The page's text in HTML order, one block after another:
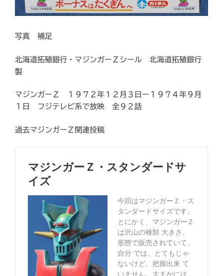
写真 補足
北海道拓殖銀行・マジンガーＺシール 北海道拓殖銀行
製
マジンガーＺ １９７２年１２月３日ー１９７４年９月
１日 フジテレビ系で放映 全９２話
過去マジンガーＺ関連投稿